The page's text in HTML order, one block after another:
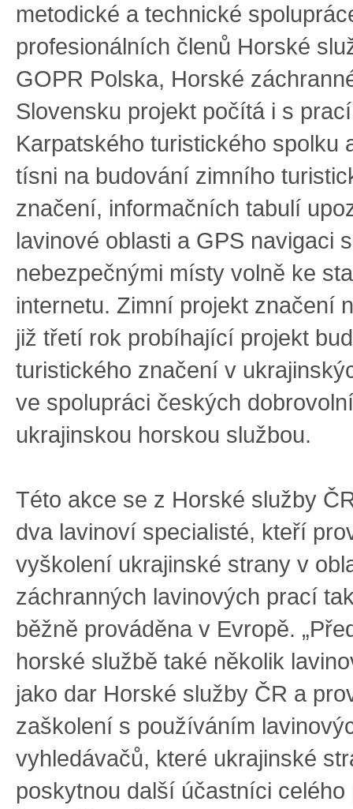
metodické a technické
profesionálních členů Horské
GOPR Polska, Horské
Slovensku projekt počítá i s
Karpatského turistického spolku
tísni na budování zimního
značení, informačních tabulí
lavinové oblasti a GPS navigaci s
nebezpečnými místy volně ke
internetu. Zimní projekt značení
již třetí rok probíhající projekt
turistického značení v
ve spolupráci českých
ukrajinskou horskou službou.
Této akce se z Horské služby
dva lavinoví specialisté, kteří
vyškolení ukrajinské strany v
záchranných lavinových prací
běžně prováděna v Evropě.
horské službě také několik
jako dar Horské služby ČR a
zaškolení s používáním
vyhledávačů, které ukrajinské
poskytnou další účastníci celého